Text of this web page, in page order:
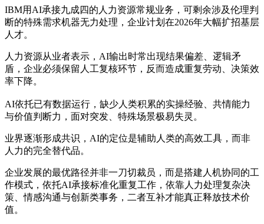
IBM用AI承接九成四的人力资源常规业务，可剩余涉及伦理判
断的特殊需求机器无力处理，企业计划在2026年大幅扩招基层
人才。
人力资源从业者表示，AI输出时常出现结果偏差、逻辑矛
盾，企业必须保留人工复核环节，反而造成重复劳动、决策效
率下降。
AI依托已有数据运行，缺少人类积累的实操经验、共情能力
与价值判断力，面对突发、特殊场景极易失灵。
业界逐渐形成共识，AI的定位是辅助人类的高效工具，而非
人力的完全替代品。
企业发展的最优路径并非一刀切裁员，而是搭建人机协同的工
作模式，依托AI承接标准化重复工作，依靠人力处理复杂决
策、情感沟通与创新类事务，二者互补才能真正释放技术价
值。